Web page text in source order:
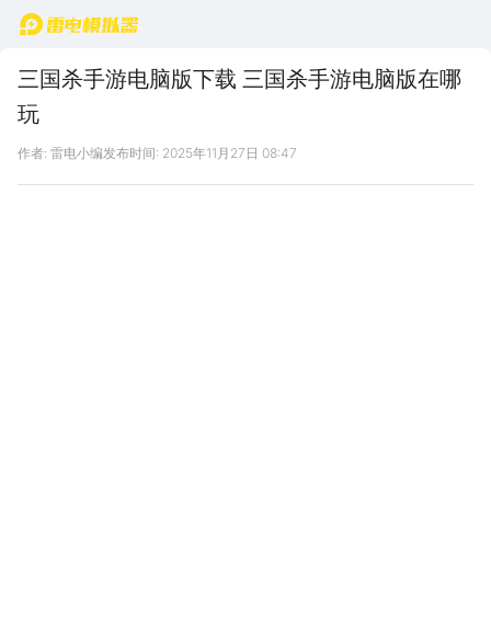
首页
三国杀手游电脑版下载 三国杀手游电脑版在哪
玩
作者: 雷电小编发布时间: 2025年11月27日 08:47